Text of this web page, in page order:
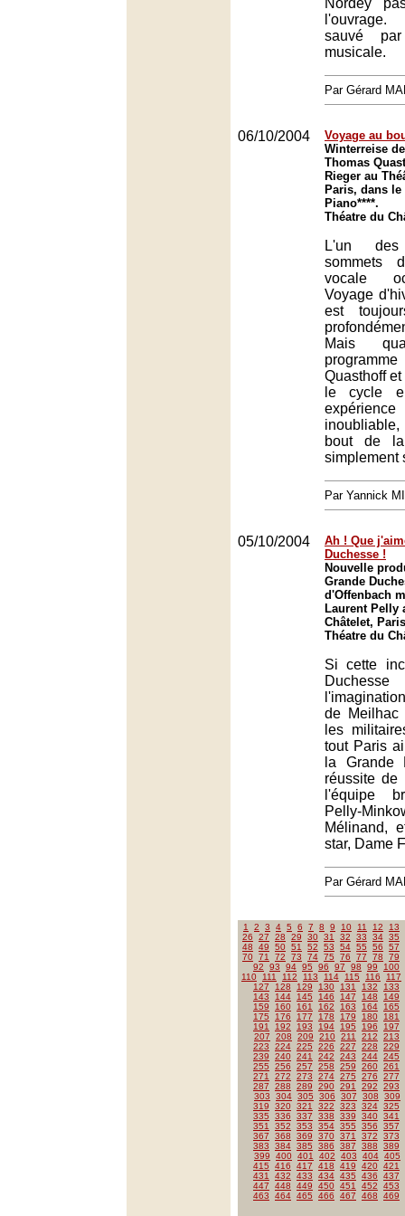
Nordey
sauvé par
musicale.
Par Gérard
06/10/2004
Voyage au
Winterreise
Thomas
Rieger au
Paris, dans le
Piano****.
Théatre du
L'un
sommets
vocale
Voyage
est
Mais
Quasthoff
le cycle
bout de
simplement
Par Yannick
05/10/2004
Ah ! Que
Duchesse !
Nouvelle
Grande
d'Offenbach
Laurent Pelly
Châtelet,
Théatre du
Si cette
de Meilhac
les
tout Paris
la Grande
réussite
l'équipe
Pelly-
Mélinand,
star, Dame
Par Gérard
1 2 3 4 5 6 7 8 9 10 11 12
13
26
27 28 29 30 31 32 33 34 35
48
49 50 51 52 53 54 55 56
57
70 71 72 73 74 75 76 77 78
79
92
93 94 95 96 97 98 99
100
110
111 112 113 114 115 116
117
127
128 129 130 131 132
133
143
144 145 146 147 148
149
159
160 161 162 163 164
165
175
176 177 178 179 180
181
191
192 193 194 195 196
197
207
208 209 210 211 212
213
223
224 225 226 227 228
229
239
240 241 242 243 244 245
255
256 257 258 259 260 261
271
272 273 274 275 276
277
287
288 289 290 291 292
293
303
304 305 306 307 308
309
319
320 321 322 323 324 325
335
336 337 338 339 340 341
351
352 353 354 355 356
357
367
368 369 370 371 372
373
383
384 385 386 387 388
389
399
400 401 402 403 404 405
415
416 417 418 419 420 421
431
432 433 434 435 436
437
447
448 449 450 451 452
453
463
464 465 466 467 468 469